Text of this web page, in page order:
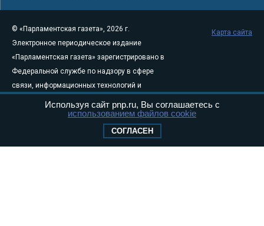
© «Парламентская газета», 2026 г.
Электронное периодическое издание
«Парламентская газета» зарегистрировано в
Федеральной службе по надзору в сфере
связи, информационных технологий и
массовых коммуникаций (Роскомнадзор) 05
августа 2011 года. 18+
Свидетельство о регистрации Эл № ФС77-
Карта сайта
Используя сайт pnp.ru, Вы соглашаетесь с
использованием файлов cookie
СОГЛАСЕН